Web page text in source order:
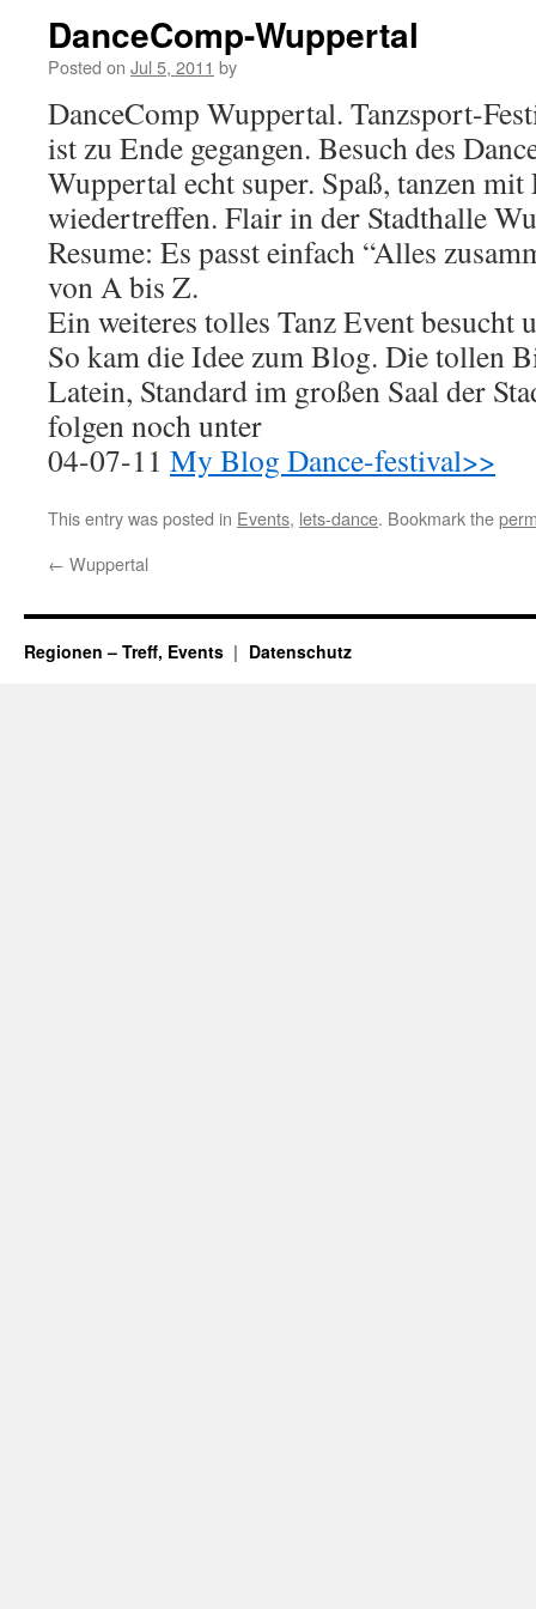
DanceComp-Wuppertal
Posted on Jul 5, 2011 by
DanceComp Wuppertal. Tanzsport-
ist zu Ende gegangen. Besuch des
Wuppertal echt super. Spaß, tanzen mit
wiedertreffen. Flair in der Stadthalle
Resume: Es passt einfach “Alles
von A bis Z.
Ein weiteres tolles Tanz Event besucht
So kam die Idee zum Blog. Die tollen
Latein, Standard im großen Saal der
folgen noch unter
04-07-11 My Blog Dance-festival>>
This entry was posted in Events, lets-dance. Bookmark the
← Wuppertal
Regionen – Treff, Events Datenschutz